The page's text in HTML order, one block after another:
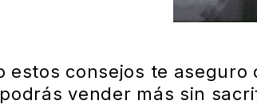
estos consejos te
vender más sin